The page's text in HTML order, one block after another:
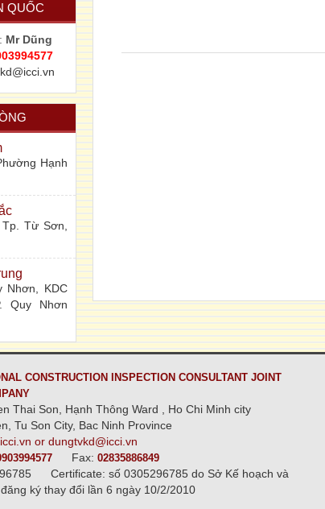
QUỐC
Mr Dũng
Hạnh
Từ Sơn,
Nhơn, KDC
Quy Nhơn
CONSTRUCTION INSPECTION CONSULTANT JOINT
Thai Son, Hạnh Thông Ward , Ho Chi Minh city
Tu Son City, Bac Ninh Province
or dungtvkd@icci.vn
Fax: 02835886849
Certificate: số 0305296785 do Sở Kế hoạch và
ký thay đổi lần 6 ngày 10/2/2010